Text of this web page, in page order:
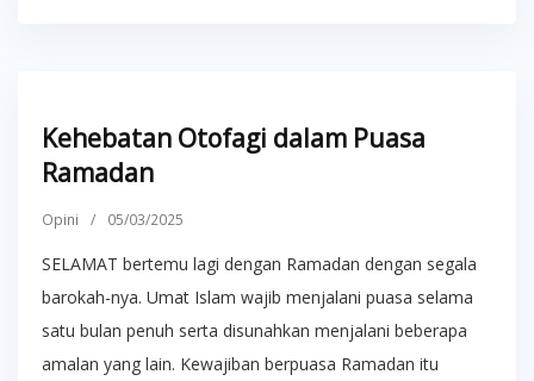
Kehebatan Otofagi dalam Puasa
Ramadan
Opini / 05/03/2025
SELAMAT bertemu lagi dengan Ramadan dengan segala
barokah-nya. Umat Islam wajib menjalani puasa selama
satu bulan penuh serta disunahkan menjalani beberapa
amalan yang lain. Kewajiban berpuasa Ramadan itu